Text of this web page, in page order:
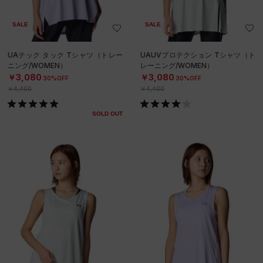
SALE
UAテック タック Tシャツ（トレー
ニング/WOMEN）
￥3,080 30%OFF
￥4,400
SOLD OUT
SALE
UAUVプロテクション Tシャツ（ト
レーニング/WOMEN）
￥3,080 30%OFF
￥4,400